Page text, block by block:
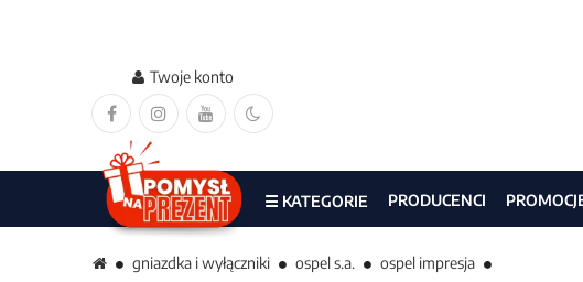
Twoje konto
☰ KATEGORIE PRODUCENCI
gniazdka i wyłączniki ospel s.a. ospel impresja